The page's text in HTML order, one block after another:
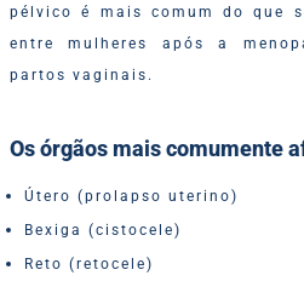
Agende sua
pélvico é mais comum do que
entre mulheres após a
partos vaginais.
Os órgãos mais comumente
Útero (prolapso uterino)
Bexiga (cistocele)
Reto (retocele)